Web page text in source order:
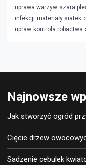
uprawa warzyw szara
infekcji materiały siatek
upraw kontrola robactwa
Najnowsze
Jak stworzyć ogród
Cięcie drzew
Sadzenie cebulek